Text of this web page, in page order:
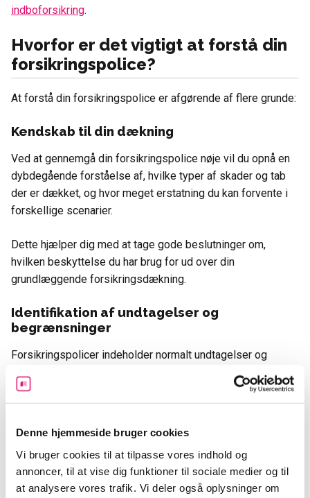
Denne hjemmeside bruger cookies
Vi bruger cookies til at tilpasse vores indhold og
annoncer, til at vise dig funktioner til sociale medier og til
at analysere vores trafik. Vi deler også oplysninger om
indboforsikring.
Hvorfor er det vigtigt at forstå din
forsikringspolice?
At forstå din forsikringspolice er afgørende af flere grunde:
Kendskab til din dækning
Ved at gennemgå din forsikringspolice nøje vil du opnå en
dybdegående forståelse af, hvilke typer af skader og tab
der er dækket, og hvor meget erstatning du kan forvente i
forskellige scenarier.
Dette hjælper dig med at tage gode beslutninger om,
hvilken beskyttelse du har brug for ud over din
grundlæggende forsikringsdækning.
Identifikation af undtagelser og
begrænsninger
Forsikringspolicer indeholder normalt undtagelser og
begrænsninger, der beskriver situationer eller typer af
skader,
. Ved at være
opmærksom på disse undtagelser kan du tage
ikke er inkluderet i din eksisterende forsikring.
Ansvarsbegrænsninger og selvrisiko